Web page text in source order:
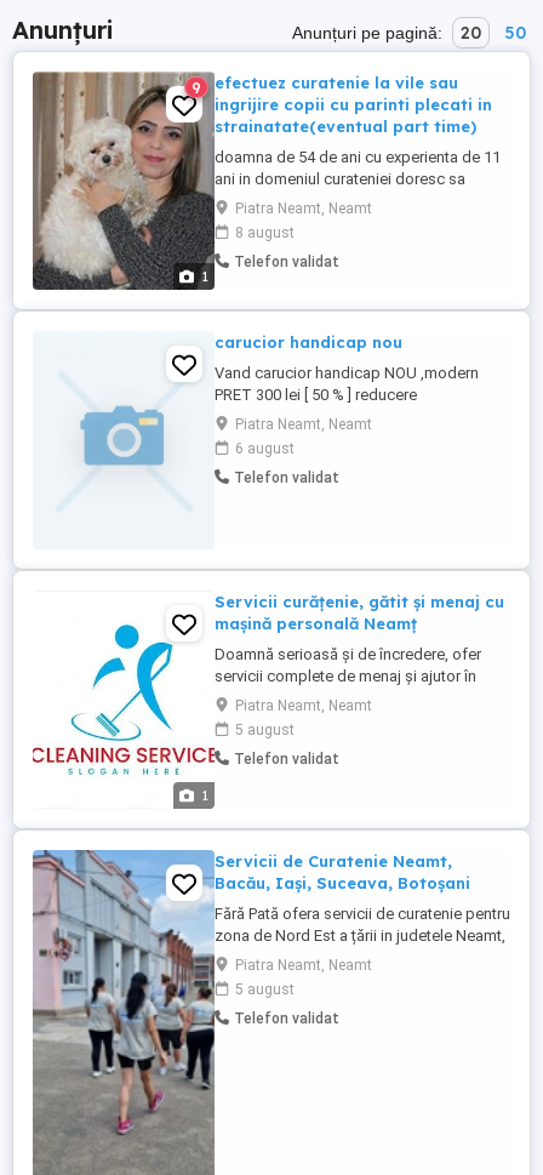
Anunțuri Anunțuri pe pagină: 20 50
1
9
efectuez curatenie la vile sau
ingrijire copii cu parinti plecati in
strainatate(eventual part time)
doamna de 54 de ani cu experienta de 11
ani in domeniul curateniei doresc sa
efectuez servicii de curatenie la domiciliu
intern in tara sau extern in Piatra Neamt
sau ingrijire copii cu parintii plecati in
strainatate salariul minim 1500 EU.
part time..pentru ...
Piatra Neamt, Neamt
8 august
Telefon validat
carucior handicap nou
Vand carucior handicap NOU ,modern
PRET 300 lei [ 50 % ] reducere
Piatra Neamt, Neamt
6 august
Telefon validat
1
Servicii curățenie, gătit și menaj cu
mașină personală Neamț
Doamnă serioasă și de încredere, ofer
servicii complete de menaj și ajutor în
gospodărie în Târgu Piatra Neamț și
localitățile din apropiere. Dețin mașină
personală, ceea ce îmi oferă flexibilitate
maximă pentru deplasări rapide și
Piatra Neamt, Neamt
5 august
Telefon validat
Servicii de Curatenie Neamt,
Bacău, Iași, Suceava, Botoșani
Fără Pată ofera servicii de curatenie pentru
zona de Nord Est a țării in judetele Neamt,
Bacău, Iași, Suceava, Botoșani. Asiguram
abonamente de curatenie pentru firme,
asociații de locatari(curatenie in scari de
bloc), spatii comerciale, etc.
Piatra Neamt, Neamt
5 august
Telefon validat